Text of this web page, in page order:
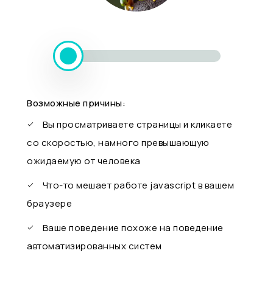
Возможные причины:
Вы просматриваете страницы и кликаете
со скоростью, намного превышающую
ожидаемую от человека
Что-то мешает работе javascript в вашем
браузере
Ваше поведение похоже на поведение
автоматизированных систем